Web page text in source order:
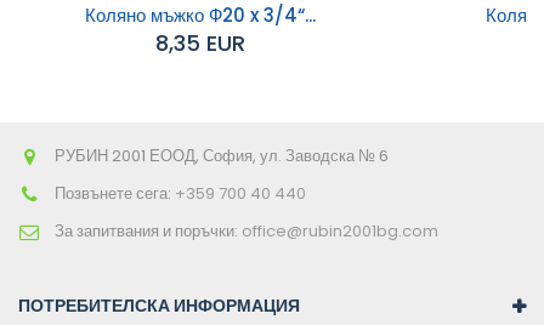
Коляно мъжко Ф20 x 3/4“...
8,35 EUR
РУБИН 2001 ЕООД, София, ул. Заводска № 6
Позвънете сега: +359 700 40 440
За запитвания и поръчки: office@rubin2001bg.com
ПОТРЕБИТЕЛСКА ИНФОРМАЦИЯ